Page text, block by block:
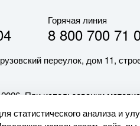
Горячая линия
8 800 700 71
переулок, дом 11,
При использовании
статистического анализа и